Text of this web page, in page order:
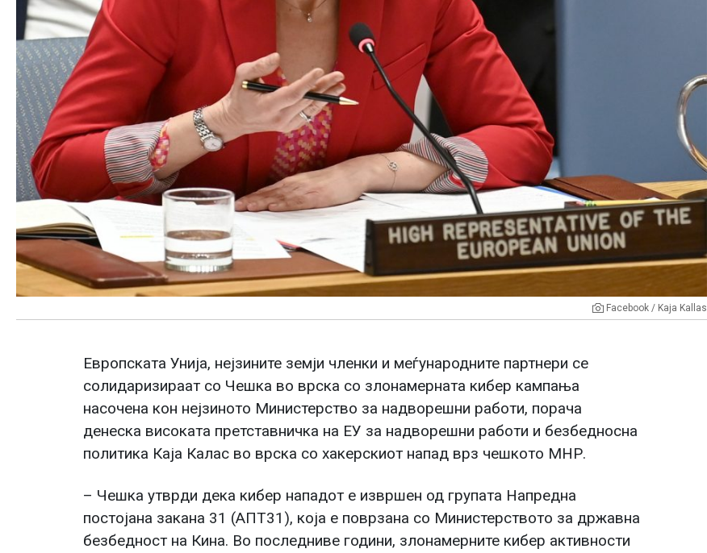
Facebook / Kaja Kallas
Европската Унија, нејзините земји членки и меѓународните партнери се
солидаризираат со Чешка во врска со злонамерната кибер кампања
насочена кон нејзиното Министерство за надворешни работи, порача
денеска високата претставничка на ЕУ за надворешни работи и безбедносна
политика Каја Калас во врска со хакерскиот напад врз чешкото МНР.
– Чешка утврди дека кибер нападот е извршен од групата Напредна
постојана закана 31 (AПT31), која е поврзана со Министерството за државна
безбедност на Кина. Во последниве години, злонамерните кибер активности